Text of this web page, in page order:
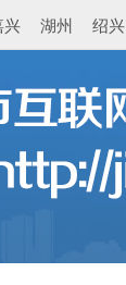
兴 湖州 绍兴